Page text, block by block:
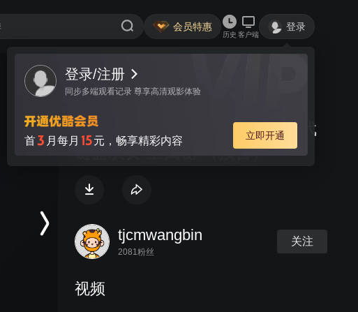
会员特惠
历史 客户端
登录
登录/注册
同步多端观看记录 尊享高清观影体验
首3 月每月 15元，畅享精彩内容 立即开通
视频 讨论
王滨老师最新教程——2016 现代
键盘演奏 全揭秘 （预告）
tjcmwangbin
2081粉丝
关注
视频